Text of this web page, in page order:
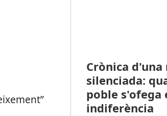
Crònica
silenciada:
poble s'ofega
indiferència